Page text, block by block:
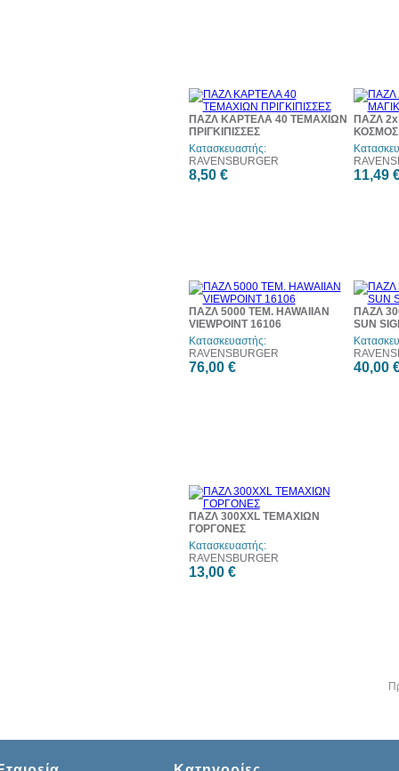
ΠΑΖΛ ΚΑΡΤΕΛΑ 40 ΤΕΜΑΧΙΩΝ
ΠΡΙΓΚΙΠΙΣΣΕΣ
Κατασκευαστής:
RAVENSBURGER
8,50 €
ΠΑΖΛ
ΚΟΣΜΟΣ
11,49
ΠΑΖΛ 5000 ΤΕΜ. HAWAIIAN
VIEWPOINT 16106
Κατασκευαστής:
RAVENSBURGER
76,00 €
ΠΑΖΛ
SUN
40,00
ΠΑΖΛ 300XXL ΤΕΜΑΧΙΩΝ
ΓΟΡΓΟΝΕΣ
Κατασκευαστής:
RAVENSBURGER
13,00 €